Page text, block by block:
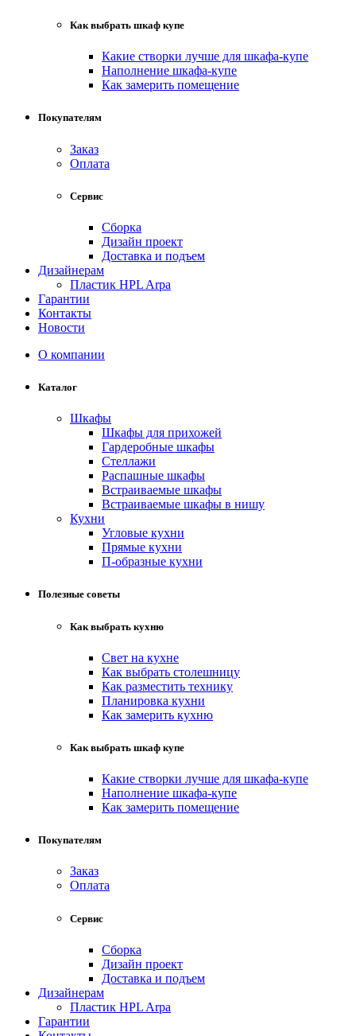
Как выбрать шкаф купе
Какие створки лучше для шкафа-купе
Наполнение шкафа-купе
Как замерить помещение
Покупателям
Заказ
Оплата
Сервис
Сборка
Дизайн проект
Доставка и подъем
Дизайнерам
Пластик HPL Arpa
Гарантии
Контакты
Новости
О компании
Каталог
Шкафы
Шкафы для прихожей
Гардеробные шкафы
Стеллажи
Распашные шкафы
Встраиваемые шкафы
Встраиваемые шкафы в нишу
Кухни
Угловые кухни
Прямые кухни
П-образные кухни
Полезные советы
Как выбрать кухню
Свет на кухне
Как выбрать столешницу
Как разместить технику
Планировка кухни
Как замерить кухню
Как выбрать шкаф купе
Какие створки лучше для шкафа-купе
Наполнение шкафа-купе
Как замерить помещение
Покупателям
Заказ
Оплата
Сервис
Сборка
Дизайн проект
Доставка и подъем
Дизайнерам
Пластик HPL Arpa
Гарантии